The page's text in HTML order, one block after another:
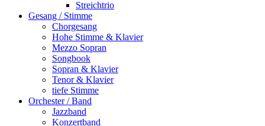
Streichtrio
Gesang / Stimme
Chorgesang
Hohe Stimme & Klavier
Mezzo Sopran
Songbook
Sopran & Klavier
Tenor & Klavier
tiefe Stimme
Orchester / Band
Jazzband
Konzertband